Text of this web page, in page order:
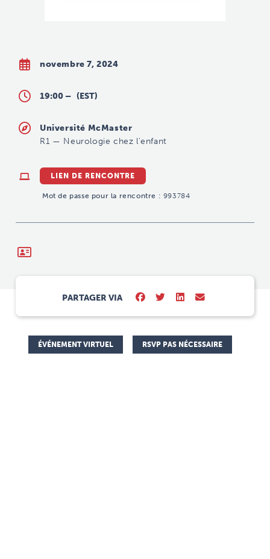
novembre 7, 2024
19:00 – (EST)
Université McMaster
R1 — Neurologie chez l'enfant
LIEN DE RENCONTRE
Mot de passe pour la rencontre : 993784
PARTAGER VIA
ÉVÉNEMENT VIRTUEL RSVP PAS NÉCESSAIRE